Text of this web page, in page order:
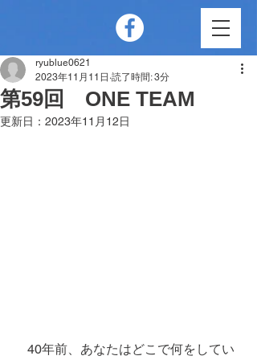
第59回 ONE TEAM
ryublue0621
2023年11月11日 読了時間: 3分
更新日： 2023年11月12日
40年前、あなたはどこで何をしてい